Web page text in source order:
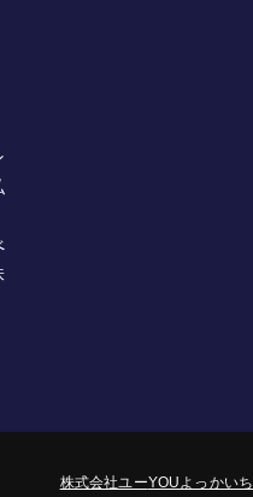
株式会社ユーYOUよっかいち